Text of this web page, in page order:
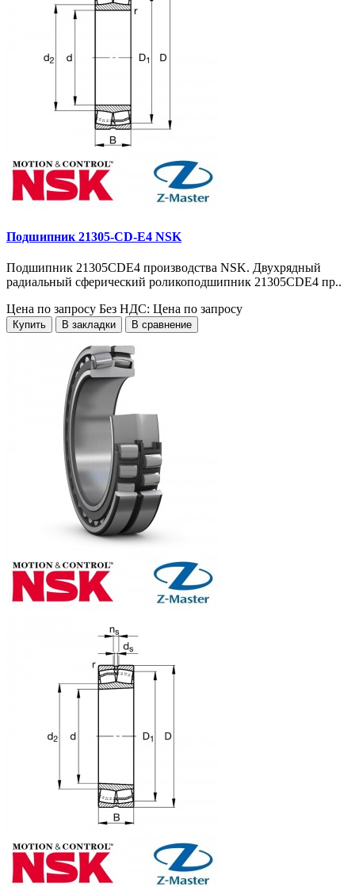
Подшипник 21305-CD-E4 NSK
Подшипник 21305CDE4 производства NSK. Двухрядный
радиальный сферический роликоподшипник 21305CDE4 пр..
Цена по запросу Без НДС: Цена по запросу
Купить В закладки В сравнение